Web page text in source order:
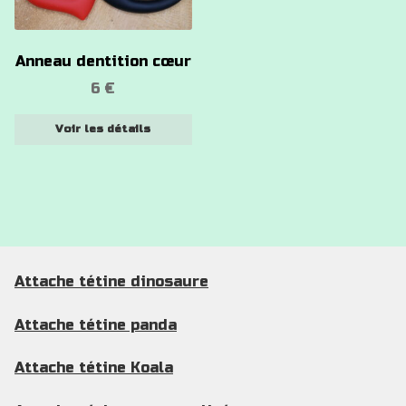
Anneau dentition cœur
6€
Voir les détails
Les
peuvent
Attache tétine dinosaure
Attache tétine panda
Attache tétine Koala